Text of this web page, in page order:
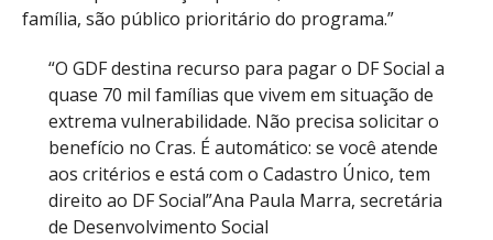
família, são público prioritário do programa.”
“O GDF destina recurso para pagar o DF Social a
quase 70 mil famílias que vivem em situação de
extrema vulnerabilidade. Não precisa solicitar o
benefício no Cras. É automático: se você atende
aos critérios e está com o Cadastro Único, tem
direito ao DF Social”Ana Paula Marra, secretária
de Desenvolvimento Social